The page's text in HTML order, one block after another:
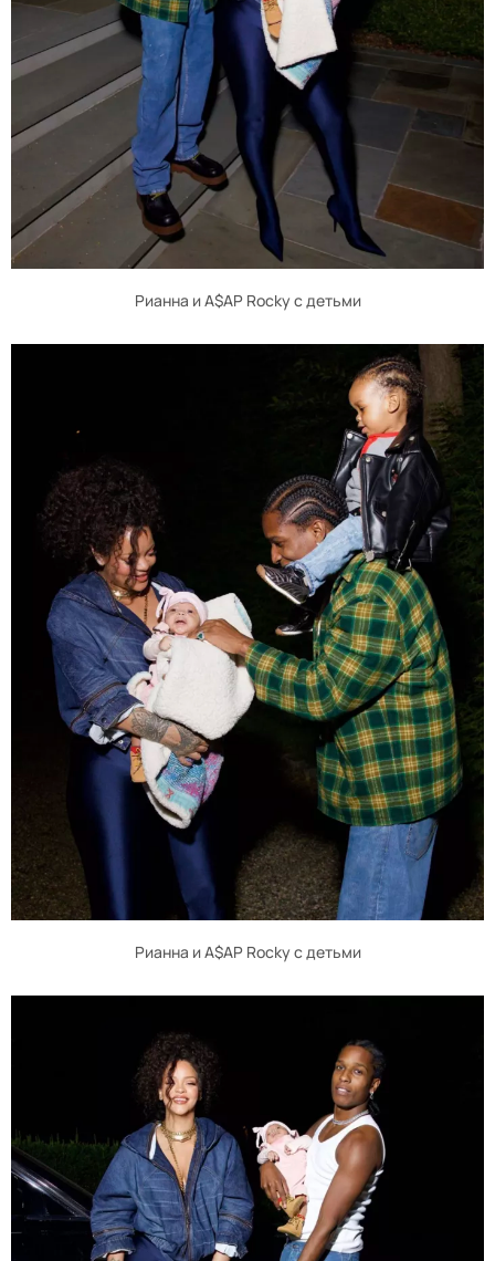
Рианна и A$AP Rocky с детьми
Рианна и A$AP Rocky с детьми